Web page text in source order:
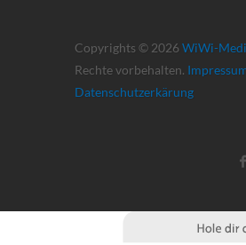
Copyrights © 2026 WiWi-
Rechte vorbehalten.
Datenschutzerkärung